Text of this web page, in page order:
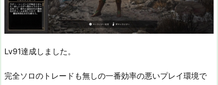
Lv91達成しました。
完全ソロのトレードも無しの一番効率の悪いプレイ環境で